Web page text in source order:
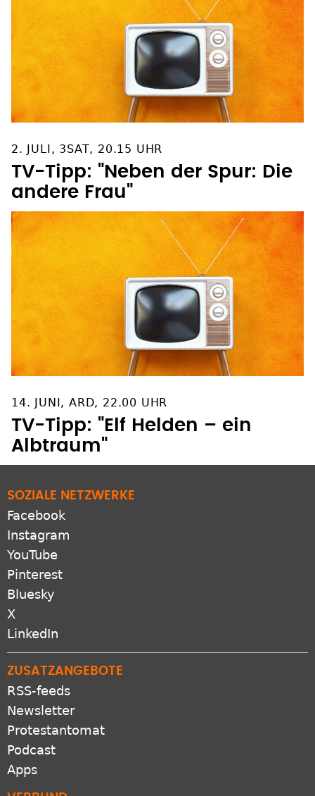
TV-Tipp: "Neben der Spur: Die
andere Frau"
TV-Tipp: "Elf Helden – ein
Albtraum"
Facebook
Instagram
YouTube
Pinterest
Bluesky
X
LinkedIn
RSS-feeds
Newsletter
Protestantomat
Podcast
Apps